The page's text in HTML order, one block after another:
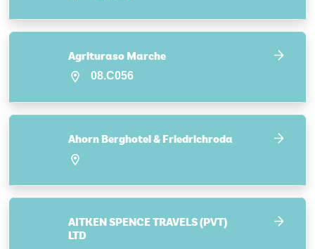
Agrituraso Marche
08.C056
Ahorn Berghotel & Friedrichroda
AITKEN SPENCE TRAVELS (PVT)
LTD